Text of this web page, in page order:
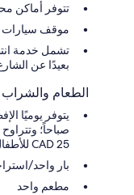
تتوفر أماكن
موقف سيارات
تشمل خدمة
بعيدًا عن
الطعام والشراب
25 CAD للأطفال
بار واحد/
مطعم واحد